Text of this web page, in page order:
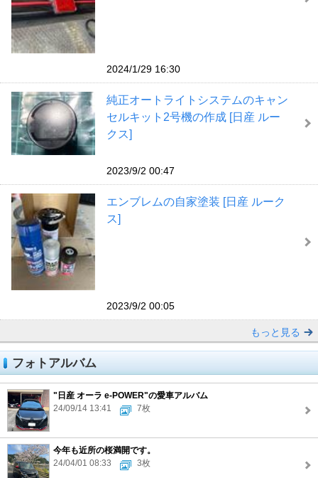
2024/1/29 16:30
純正オートライトシステムのキャン
セルキット2号機の作成 [日産 ルー
クス]
2023/9/2 00:47
エンブレムの自家塗装 [日産 ルーク
ス]
2023/9/2 00:05
もっと見る
フォトアルバム
"日産 オーラ e-POWER"の愛車アルバム
24/09/14 13:41
7枚
今年も近所の桜満開です。
24/04/01 08:33
3枚